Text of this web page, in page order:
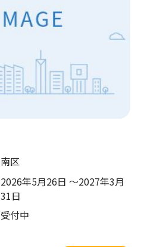
南区
2026年5月26日 ～2027年3月
31日
受付中